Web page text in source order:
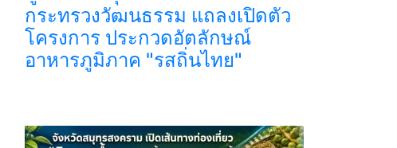
กระทรวงวัฒนธรรม แถลงเปิดตัว
โครงการ ประกวดอัตลักษณ์
อาหารภูมิภาค "รสถิ่นไทย"